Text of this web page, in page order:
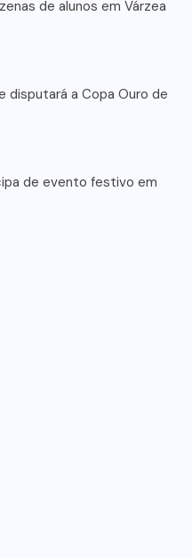
de alunos em Várzea
disputará a Copa Ouro de
de evento festivo em